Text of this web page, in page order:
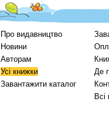
Про видавництво
Новини
Авторам
Усі книжки
Завантажити каталог
Де